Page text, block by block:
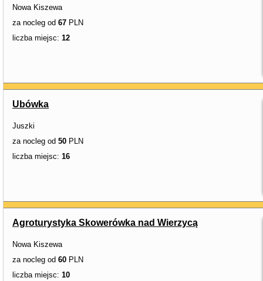
Nowa Kiszewa
za nocleg od 67 PLN
liczba miejsc: 12
Ubówka
Juszki
za nocleg od 50 PLN
liczba miejsc: 16
Agroturystyka Skowerówka nad Wierzycą
Nowa Kiszewa
za nocleg od 60 PLN
liczba miejsc: 10